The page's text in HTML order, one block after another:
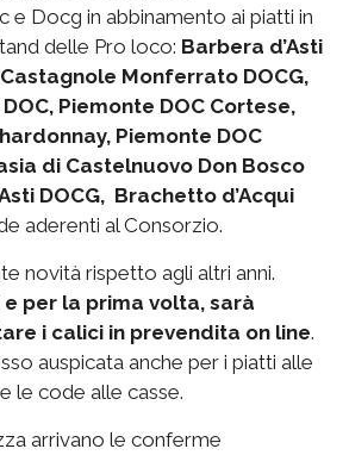
e Docg in abbinamento ai piatti in
delle Pro loco: Barbera d’Asti
Monferrato DOCG,
Piemonte DOC Cortese,
Piemonte DOC
di Castelnuovo Don Bosco
DOCG, Brachetto d’Acqui
aderenti al Consorzio.
novità rispetto agli altri anni.
e per la prima volta, sarà
i calici in prevendita on line.
auspicata anche per i piatti alle
le code alle casse.
arrivano le conferme